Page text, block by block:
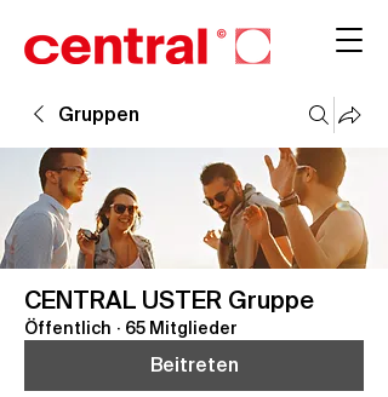
Gruppen
CENTRAL USTER Gruppe
Öffentlich · 65 Mitglieder
Beitreten